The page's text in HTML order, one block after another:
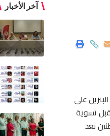
على
تسوية
بعد
آخر الأخبار